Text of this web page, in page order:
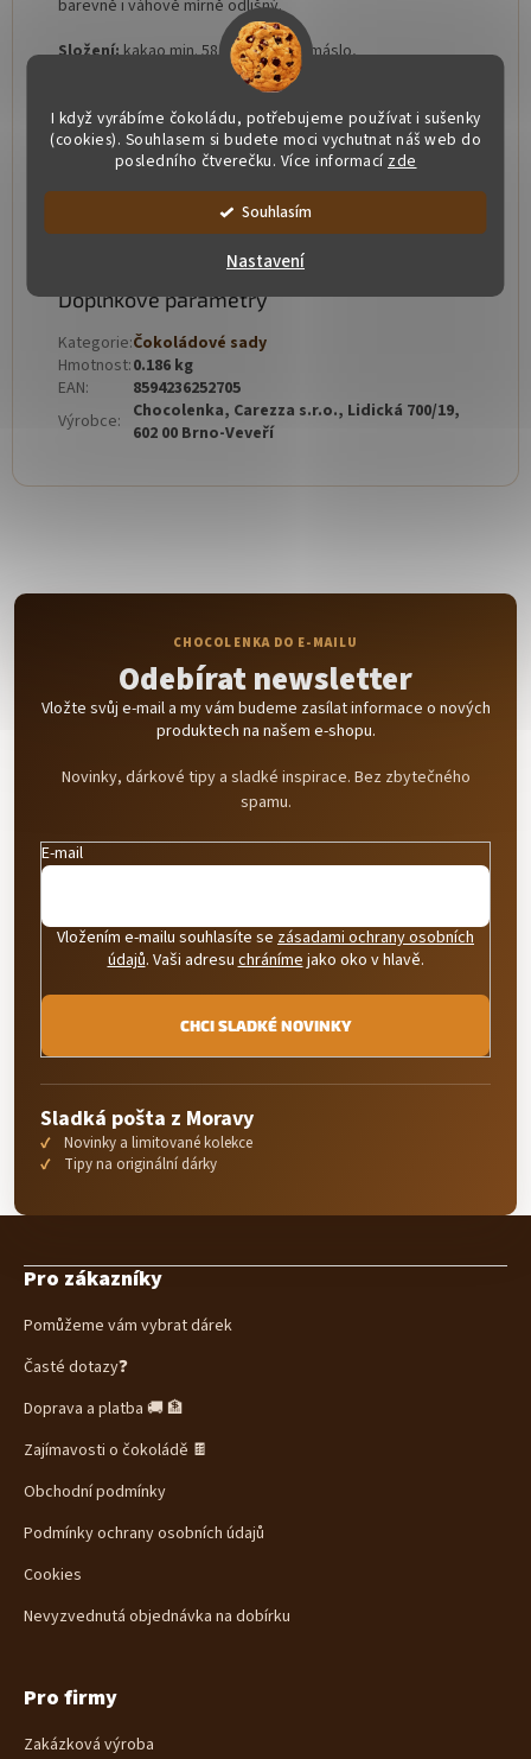
I když vyrábíme čokoládu, potřebujeme používat i sušenky
(cookies). Souhlasem si budete moci vychutnat náš web do
posledního čtverečku. Více informací zde
Souhlasím
Nastavení
barevně i váhově mírně odlišný.
Složení:kakao min. 58 %, kakaové máslo,
lecitin, přírodní vanilka, barveno:
E555, E551, E172, E132, E110, E129. Barviva E110 a E129
mohou ovlivnit činnost a pozornost dětí.
Alergeny: sójovýlecitin
Naše čokoláda je bez lepku a přidaných tuků.
Doplňkové parametry
Kategorie:Čokoládové sady
Hmotnost:0.186 kg
EAN:
8594236252705
Výrobce: Chocolenka, Carezza s.r.o., Lidická 700/19,
602 00 Brno-Veveří
Odebírat newsletter
Vložte svůj e-mail a my vám budeme zasílat informace o nových
produktech na našem e-shopu.
Novinky, dárkové tipy a sladké inspirace. Bez zbytečného
spamu.
E-mail
Vložením e-mailu souhlasíte se zásadami ochrany osobních
údajů. Vaši adresuchránímejako oko v hlavě.
CHCI SLADKÉ NOVINKY
Sladká pošta z Moravy
Novinky a limitované kolekce
Tipy na originální dárky
Pro zákazníky
Pomůžeme vám vybrat dárek
Časté dotazy❓
Doprava a platba 🚚 🏦
Zajímavosti o čokoládě 🍫
Obchodní podmínky
Podmínky ochrany osobních údajů
Cookies
Nevyzvednutá objednávka na dobírku
Pro firmy
Zakázková výroba